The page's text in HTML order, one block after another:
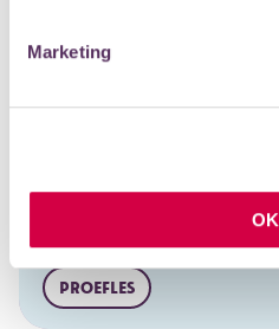
Marketing
OK
Maandag
Dinsdag
Middag
Middag
PROEFLES